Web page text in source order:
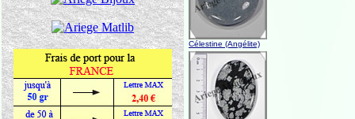
Célestine (Angélite)